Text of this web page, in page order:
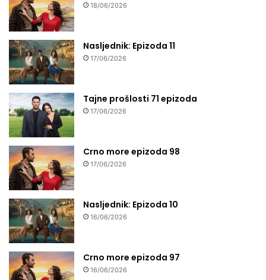
18/06/2026
Nasljednik: Epizoda 11
17/06/2026
Tajne prošlosti 71 epizoda
17/06/2026
Crno more epizoda 98
17/06/2026
Nasljednik: Epizoda 10
16/06/2026
Crno more epizoda 97
16/06/2026